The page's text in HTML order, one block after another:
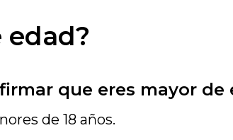
10MG
edad?
que eres mayor de
de 18 años.